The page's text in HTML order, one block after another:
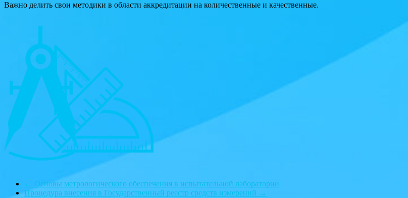
Важно делить свои методики в области аккредитации на количественные и качественные.
← Основы метрологического обеспечения в испытательной лаборатории
Процедура внесения в Государственный реестр средств измерений →